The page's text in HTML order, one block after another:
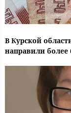
В Курской
направили более